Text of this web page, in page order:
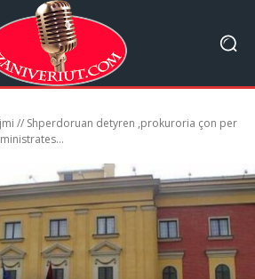
// Shperdoruan detyren ,prokuroria çon per